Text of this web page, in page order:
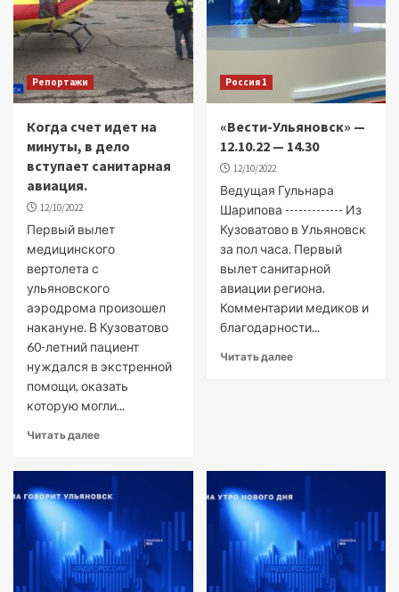
Репортажи
Когда счет идет на
минуты, в дело
вступает санитарная
авиация.
12/10/2022
Первый вылет
медицинского
вертолета с
ульяновского
аэродрома произошел
накануне. В Кузоватово
60-летний пациент
нуждался в экстренной
помощи, оказать
которую могли...
Читать далее
Россия 1
«Вести-Ульяновск» —
12.10.22 — 14.30
12/10/2022
Ведущая Гульнара
Шарипова ------------- Из
Кузоватово в Ульяновск
за пол часа. Первый
вылет санитарной
авиации региона.
Комментарии медиков и
благодарности...
Читать далее